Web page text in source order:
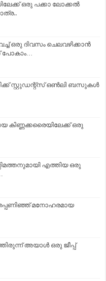
ഒരു പക്കാ ലോക്കൽ
ഒരു ദിവസം ചെലവഴിക്കാൻ
പോകാം…
സ്റ്റുഡന്റ്‌സ് ഒണ്‍ലി ബസുകള്‍
കിണ്ണക്കരൈയിലേക്ക് ഒരു
എത്തിയ ഒരു
മനോഹരമായ
അയാള്‍ ഒരു ജീപ്പ്